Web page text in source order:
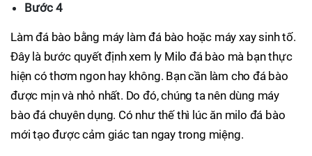
Bước 4
Làm đá bào bằng máy làm đá bào hoặc máy xay sinh tố.
Đây là bước quyết định xem ly Milo đá bào mà bạn thực
hiện có thơm ngon hay không. Bạn cần làm cho đá bào
được mịn và nhỏ nhất. Do đó, chúng ta nên dùng máy
bào đá chuyên dụng. Có như thế thì lúc ăn milo đá bào
mới tạo được cảm giác tan ngay trong miệng.